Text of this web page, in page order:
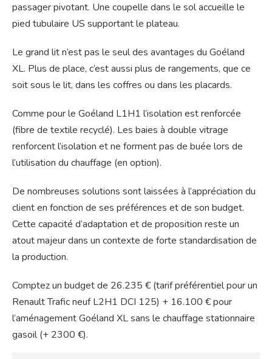
passager pivotant. Une coupelle dans le sol accueille le
pied tubulaire US supportant le plateau.
Le grand lit n’est pas le seul des avantages du Goéland
XL. Plus de place, c’est aussi plus de rangements, que ce
soit sous le lit, dans les coffres ou dans les placards.
Comme pour le Goéland L1H1 l’isolation est renforcée
(fibre de textile recyclé). Les baies à double vitrage
renforcent l’isolation et ne forment pas de buée lors de
l’utilisation du chauffage (en option).
De nombreuses solutions sont laissées à l’appréciation du
client en fonction de ses préférences et de son budget.
Cette capacité d’adaptation et de proposition reste un
atout majeur dans un contexte de forte standardisation de
la production.
Comptez un budget de 26.235 € (tarif préférentiel pour un
Renault Trafic neuf L2H1 DCI 125) + 16.100 € pour
l’aménagement Goéland XL sans le chauffage stationnaire
gasoil (+ 2300 €).